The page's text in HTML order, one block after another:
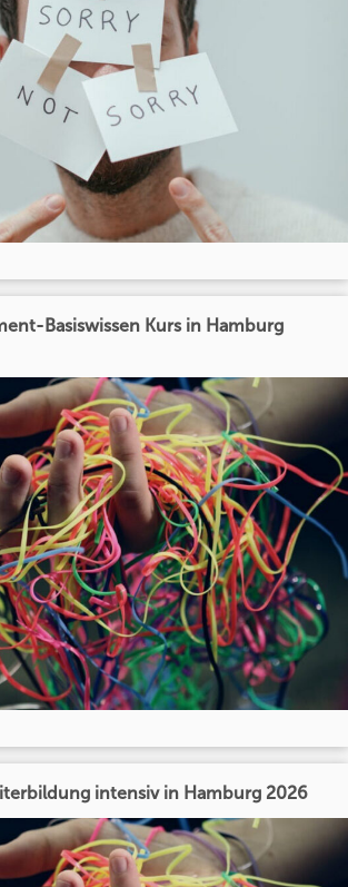
Basiswissen Kurs in Hamburg
intensiv in Hamburg 2026